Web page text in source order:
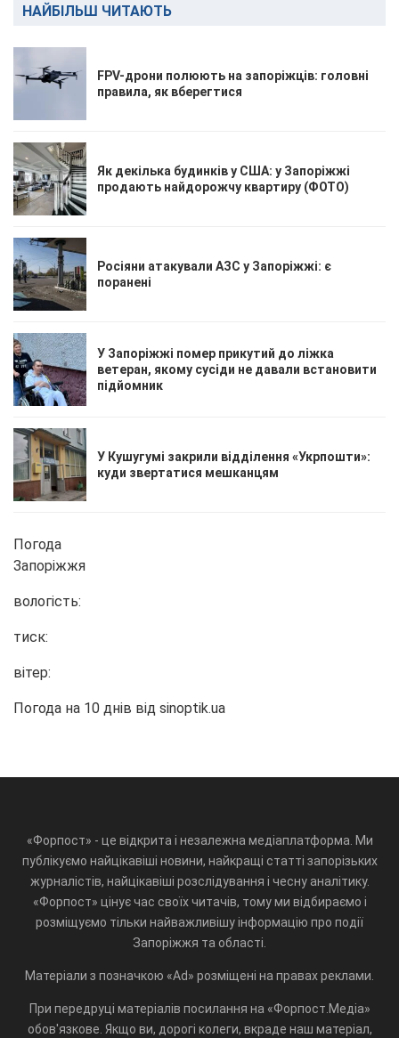
НАЙБІЛЬШ ЧИТАЮТЬ
FPV-дрони полюють на запоріжців: головні
правила, як вберегтися
Як декілька будинків у США: у Запоріжжі
продають найдорожчу квартиру (ФОТО)
Росіяни атакували АЗС у Запоріжжі: є
поранені
У Запоріжжі помер прикутий до ліжка
ветеран, якому сусіди не давали встановити
підйомник
У Кушугумі закрили відділення «Укрпошти»:
куди звертатися мешканцям
Погода
Запоріжжя
вологість:
тиск:
вітер:
Погода на 10 днів від sinoptik.ua
«Форпост» - це відкрита і незалежна медіаплатформа. Ми
публікуємо найцікавіші новини, найкращі статті запорізьких
журналістів, найцікавіші розслідування і чесну аналітику.
«Форпост» цінує час своїх читачів, тому ми відбираємо і
розміщуємо тільки найважливішу інформацію про події
Запоріжжя та області.
Матеріали з позначкою «Ad» розміщені на правах реклами.
При передруці матеріалів посилання на «Форпост.Медіа»
обов'язкове. Якщо ви, дорогі колеги, вкраде наш матеріал,